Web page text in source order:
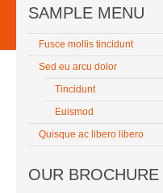
SAMPLE MENU
Fusce mollis tincidunt
Sed eu arcu dolor
Tincidunt
Euismod
Quisque ac libero libero
OUR BROCHURE